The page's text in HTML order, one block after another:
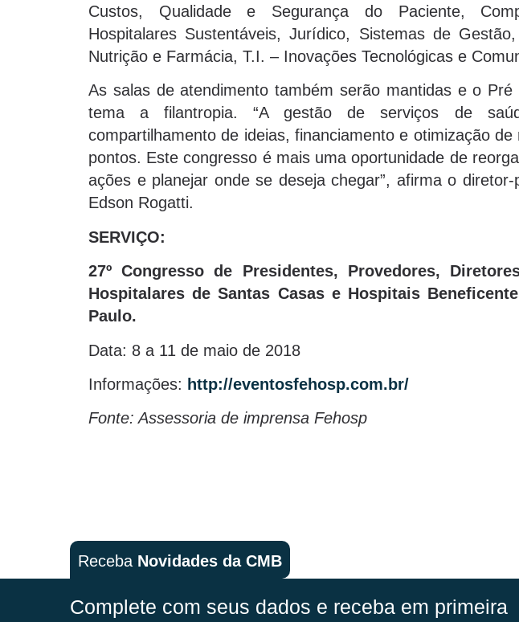
Custos, Qualidade e Segurança do Paciente,
Hospitalares Sustentáveis, Jurídico, Sistemas de
Nutrição e Farmácia, T.I. – Inovações Tecnológicas e
As salas de atendimento também serão mantidas e o
tema a filantropia. “A gestão de serviços de
compartilhamento de ideias, financiamento e otimização
pontos. Este congresso é mais uma oportunidade de
ações e planejar onde se deseja chegar”, afirma o diretor-
Edson Rogatti.
SERVIÇO:
27º Congresso de Presidentes, Provedores,
Hospitalares de Santas Casas e Hospitais
Paulo.
Data: 8 a 11 de maio de 2018
Informações: http://eventosfehosp.com.br/
Fonte: Assessoria de imprensa Fehosp
Receba Novidades da CMB
Complete com seus dados e receba em primeira